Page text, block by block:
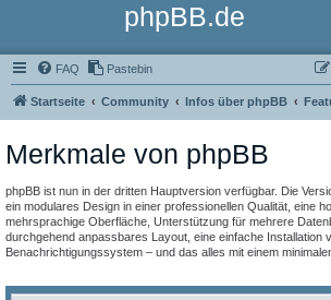
phpBB.de
FAQ Pastebin
Startseite Community Infos über phpBB
Merkmale von phpBB
phpBB ist nun in der dritten Hauptversion verfügbar. Die
ein modulares Design in einer professionellen Qualität, eine
mehrsprachige Oberfläche, Unterstützung für mehrere
durchgehend anpassbares Layout, eine einfache Installation
Benachrichtigungssystem – und das alles mit einem